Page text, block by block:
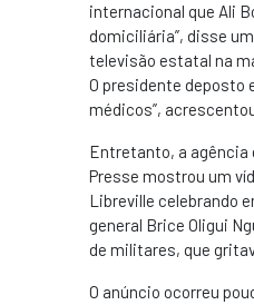
internacional que Ali
domiciliária”, disse
televisão estatal na
O presidente deposto
médicos”,
Entretanto, a agência
Presse mostrou um
Libreville celebrando
general Brice Oligui
de militares, que
O anúncio ocorreu